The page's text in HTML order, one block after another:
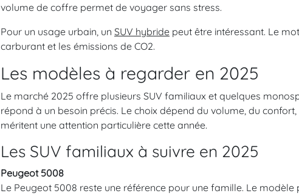
volume de coffre permet de voyager sans stress.
Pour un usage urbain, un SUV hybride peut être intéressant. Le
carburant et les émissions de CO2.
Les modèles à regarder en 2025
Le marché 2025 offre plusieurs SUV familiaux et quelques
répond à un besoin précis. Le choix dépend du volume, du
méritent une attention particulière cette année.
Les SUV familiaux à suivre en 2025
Peugeot 5008
Le Peugeot 5008 reste une référence pour une famille. Le